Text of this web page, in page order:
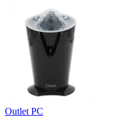
Outlet PC